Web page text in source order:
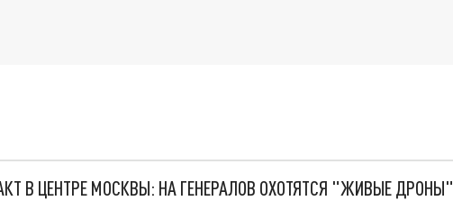
В ЦЕНТРЕ МОСКВЫ: НА ГЕНЕРАЛОВ ОХОТЯТСЯ "ЖИВЫЕ ДРОНЫ"